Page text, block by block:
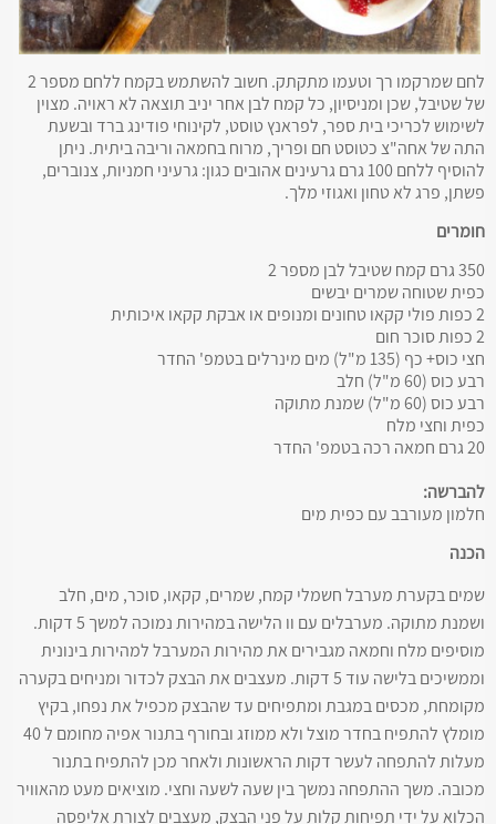
לחם שמרקמו רך וטעמו מתקתק. חשוב להשתמש בקמח ללחם מספר 2
של שטיבל, שכן ומניסיון, כל קמח לבן אחר יניב תוצאה לא ראויה. מצוין
לשימוש לכריכי בית ספר, לפראנץ טוסט, לקינוחי פודינג ברד ובשעת
התה של אחה"צ כטוסט חם ופריך, מרוח בחמאה וריבה ביתית. ניתן
להוסיף ללחם 100 גרם גרעינים אהובים כגון: גרעיני חמניות, צנוברים,
פשתן, פרג לא טחון ואגוזי מלך.
חומרים
350 גרם קמח שטיבל לבן מספר 2
כפית שטוחה שמרים יבשים
2 כפות פולי קקאו טחונים ומנופים או אבקת קקאו איכותית
2 כפות סוכר חום
חצי כוס+ כף (135 מ"ל) מים מינרלים בטמפ' החדר
רבע כוס (60 מ"ל) חלב
רבע כוס (60 מ"ל) שמנת מתוקה
כפית וחצי מלח
20 גרם חמאה רכה בטמפ' החדר
להברשה:
חלמון מעורבב עם כפית מים
הכנה
שמים בקערת מערבל חשמלי קמח, שמרים, קקאו, סוכר, מים, חלב
ושמנת מתוקה. מערבלים עם וו הלישה במהירות נמוכה למשך 5 דקות.
מוסיפים מלח וחמאה מגבירים את מהירות המערבל למהירות בינונית
וממשיכים בלישה עוד 5 דקות. מעצבים את הבצק לכדור ומניחים בקערה
מקומחת, מכסים במגבת ומתפיחים עד שהבצק מכפיל את נפחו, בקיץ
מומלץ להתפיח בחדר מוצל ולא ממוזג ובחורף בתנור אפיה מחומם ל 40
מעלות להתפחה לעשר דקות הראשונות ולאחר מכן להתפיח בתנור
מכובה. משך ההתפחה נמשך בין שעה לשעה וחצי. מוציאים מעט מהאוויר
הכלוא על ידי תפיחות קלות על פני הבצק, מעצבים לצורת אליפסה